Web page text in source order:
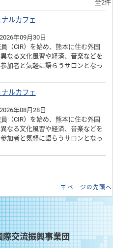
全2件
ルカフェ
年09月30日
（CIR）を始め、熊本に住む外国
なる文化風習や経済、音楽などを
加者と気軽に語らうサロンとなっ
ルカフェ
年08月28日
（CIR）を始め、熊本に住む外国
なる文化風習や経済、音楽などを
加者と気軽に語らうサロンとなっ
ページの先頭へ
交流振興事業団